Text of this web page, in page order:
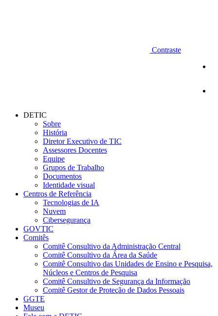
Contraste
DETIC
Sobre
História
Diretor Executivo de TIC
Assessores Docentes
Equipe
Grupos de Trabalho
Documentos
Identidade visual
Centros de Referência
Tecnologias de IA
Nuvem
Cibersegurança
GOVTIC
Comitês
Comitê Consultivo da Administração Central
Comitê Consultivo da Área da Saúde
Comitê Consultivo das Unidades de Ensino e Pesquisa,
Núcleos e Centros de Pesquisa
Comitê Consultivo de Segurança da Informação
Comitê Gestor de Proteção de Dados Pessoais
GGTE
Museu